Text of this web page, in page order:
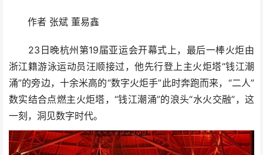
作者 张斌 董易鑫
23日晚杭州第19届亚运会开幕式上，最后一棒火炬由
浙江籍游泳运动员汪顺接过，他先行登上主火炬塔“钱江潮
涌”的旁边，十余米高的“数字火炬手”此时奔跑而来，“二人”
数实结合点燃主火炬塔，“钱江潮涌”的浪头“水火交融”，这
一刻，洞见数字时代。